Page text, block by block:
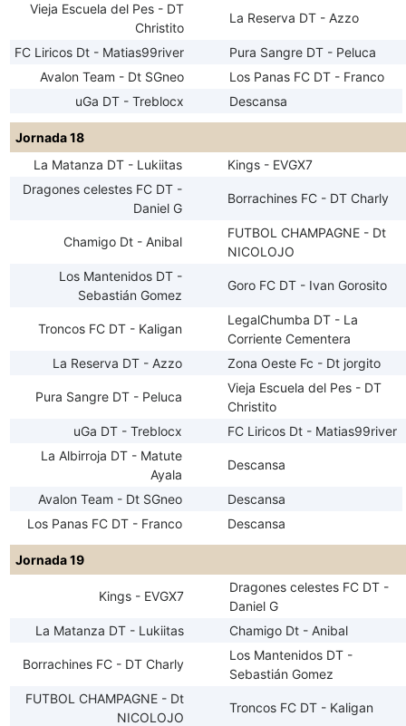
Vieja Escuela del Pes - DT
Christito
La Reserva DT - Azzo
FC Liricos Dt - Matias99river
Pura Sangre DT - Peluca
Avalon Team - Dt SGneo
Los Panas FC DT - Franco
uGa DT - Treblocx
Descansa
Jornada 18
La Matanza DT - Lukiitas
Kings - EVGX7
Dragones celestes FC DT -
Daniel G
Borrachines FC - DT Charly
Chamigo Dt - Anibal
FUTBOL CHAMPAGNE - Dt
NICOLOJO
Los Mantenidos DT -
Sebastián Gomez
Goro FC DT - Ivan Gorosito
Troncos FC DT - Kaligan
LegalChumba DT - La
Corriente Cementera
La Reserva DT - Azzo
Zona Oeste Fc - Dt jorgito
Pura Sangre DT - Peluca
Vieja Escuela del Pes - DT
Christito
uGa DT - Treblocx
FC Liricos Dt - Matias99river
La Albirroja DT - Matute
Ayala
Descansa
Avalon Team - Dt SGneo
Descansa
Los Panas FC DT - Franco
Descansa
Jornada 19
Kings - EVGX7
Dragones celestes FC DT -
Daniel G
La Matanza DT - Lukiitas
Chamigo Dt - Anibal
Borrachines FC - DT Charly
Los Mantenidos DT -
Sebastián Gomez
FUTBOL CHAMPAGNE - Dt
NICOLOJO
Troncos FC DT - Kaligan